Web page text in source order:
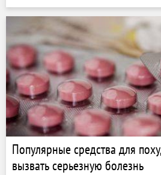
Популярные средства для
вызвать серьезную болезнь